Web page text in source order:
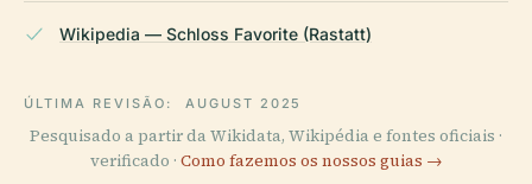
Wikipedia — Schloss Favorite (Rastatt)
ÚLTIMA REVISÃO: AUGUST 2025
Pesquisado a partir da Wikidata, Wikipédia e fontes oficiais ·
verificado · Como fazemos os nossos guias →